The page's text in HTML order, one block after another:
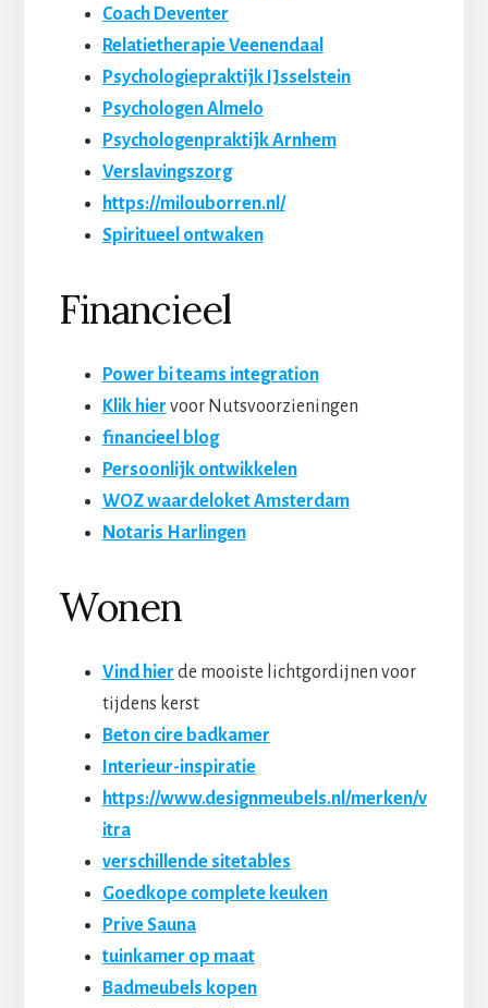
Coach Deventer
Relatietherapie Veenendaal
Psychologiepraktijk IJsselstein
Psychologen Almelo
Psychologenpraktijk Arnhem
Verslavingszorg
https://milouborren.nl/
Spiritueel ontwaken
Financieel
Power bi teams integration
Klik hier voor Nutsvoorzieningen
financieel blog
Persoonlijk ontwikkelen
WOZ waardeloket Amsterdam
Notaris Harlingen
Wonen
Vind hier de mooiste lichtgordijnen voor
tijdens kerst
Beton cire badkamer
Interieur-inspiratie
https://www.designmeubels.nl/merken/v
itra
verschillende sitetables
Goedkope complete keuken
Prive Sauna
tuinkamer op maat
Badmeubels kopen